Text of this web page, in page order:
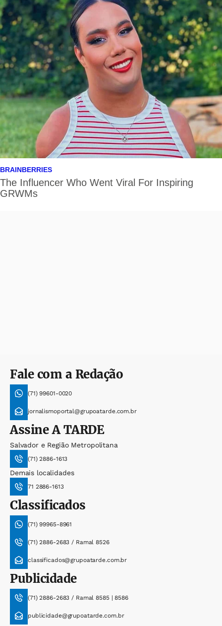
Fale com a Redação
(71) 99601-0020
jornalismoportal@grupoatarde.com.br
AssineA TARDE
Salvador e Região Metropolitana
(71) 2886-1613
Demais localidades
71 2886-1613
Classificados
(71) 99965-8961
(71) 2886-2683 / Ramal 8526
classificados@grupoatarde.com.br
Publicidade
(71) 2886-2683 / Ramal 8585 | 8586
publicidade@grupoatarde.com.br